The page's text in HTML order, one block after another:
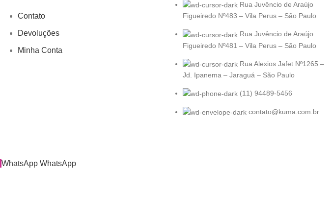
Contato
Devoluções
Minha Conta
Rua Juvêncio de Araújo
Figueiredo Nº483 – Vila Perus – São Paulo
Rua Juvêncio de Araújo
Figueiredo Nº481 – Vila Perus – São Paulo
Rua Alexios Jafet Nº1265 –
Jd. Ipanema – Jaraguá – São Paulo
(11) 94489-5456
contato@kuma.com.br
WhatsApp WhatsApp